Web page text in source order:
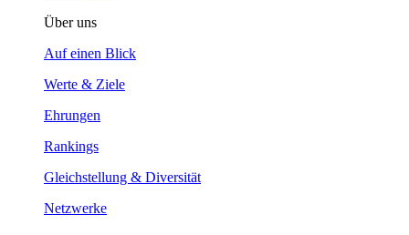
Über uns
Auf einen Blick
Werte & Ziele
Ehrungen
Rankings
Gleichstellung & Diversität
Netzwerke